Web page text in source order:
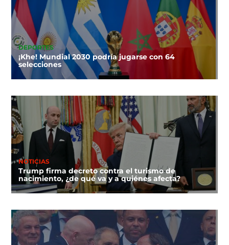
DEPORTES
¡Khe! Mundial 2030 podría jugarse con 64
selecciones
NOTICIAS
Trump firma decreto contra el turismo de
nacimiento, ¿de qué va y a quiénes afecta?